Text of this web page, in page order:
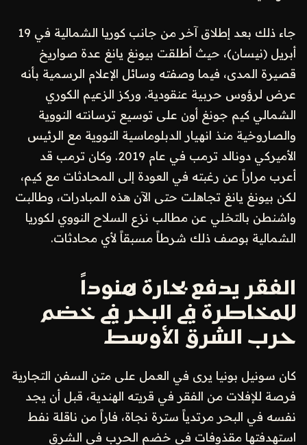
جاء ذلك بعد إطلاق آخر من جانب كوريا الشمالية في 19
أبريل (نيسان)، حيث أطلقت بيونغ يانغ عدة صواريخ
قصيرة المدى، فيما وصفته وسائل الإعلام الرسمية بأنه
عرض لرؤوس حربية عنقودية. وركز الزعيم الكوري
الشمالي كيم جونغ أون على توسيع ترسانته النووية
والصاروخية منذ انهيار الدبلوماسية النووية مع الرئيس
الأميركي دونالد ترمب في عام 2019. وكان ترمب قد
أعرب مراراً عن رغبته في العودة إلى المحادثات مع كيم،
لكن بيونغ يانغ تجاهلت حتى الآن هذه المبادرات، وطالبت
واشنطن بالتخلي عن مطالب نزع السلاح النووي لكوريا
الشمالية بوصف ذلك شرطاً مسبقاً لأي محادثات.
الفقر يدفع بحارة هنوداً
للمخاطرة في البحر في خضم
حرب الشرق الأوسط
كان سونيل بونيا يرى في العمل على متن السفن التجارية
فرصة للإفلات من الفقر في قريته الهندية، قبل أن يجد
نفسه في البحر مرتدياً سترة نجاة، فاراً من ناقلة نفط
استهدفتها مقذوفات في خضم الحرب في الشرق